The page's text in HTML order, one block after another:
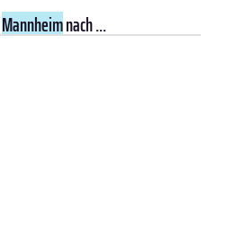
Mannheimnach ...